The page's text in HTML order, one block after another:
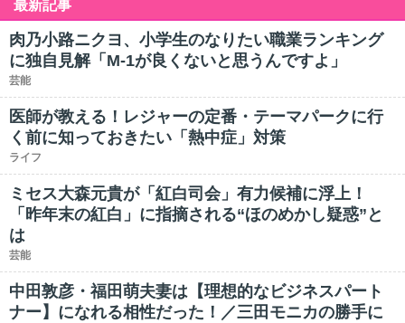
最新記事
肉乃小路ニクヨ、小学生のなりたい職業ランキング
に独自見解「M-1が良くないと思うんですよ」
芸能
医師が教える！レジャーの定番・テーマパークに行
く前に知っておきたい「熱中症」対策
ライフ
ミセス大森元貴が「紅白司会」有力候補に浮上！
「昨年末の紅白」に指摘される“ほのめかし疑惑”と
は
芸能
中田敦彦・福田萌夫妻は【理想的なビジネスパート
ナー】になれる相性だった！／三田モニカの勝手に